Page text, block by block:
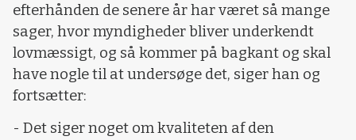
efterhånden de senere år har været så mange
sager, hvor myndigheder bliver underkendt
lovmæssigt, og så kommer på bagkant og skal
have nogle til at undersøge det, siger han og
fortsætter:
- Det siger noget om kvaliteten af den